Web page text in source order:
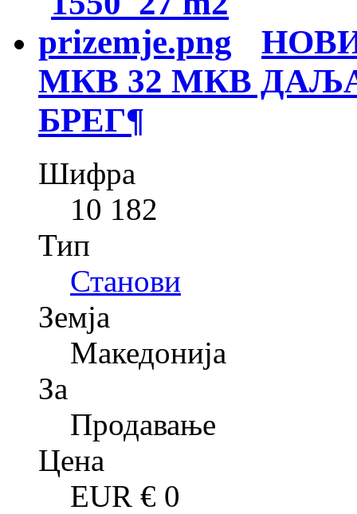
МКВ 32 МКВ
БРЕГ¶
Шифра
10 182
Тип
Станови
Земја
Македонија
За
Продавање
Цена
EUR € 0